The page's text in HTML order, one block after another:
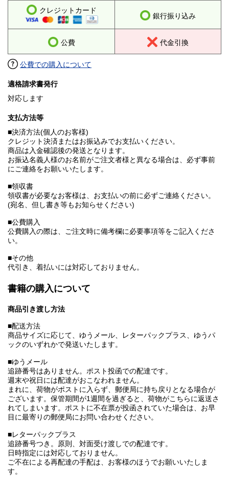
クレジットカード
銀行振り込み
公費 代金引換
公費での購入について
適格請求書発行
対応します
支払方法等
■決済方法(個人のお客様)
クレジット決済またはお振込みでお支払いください。
商品は入金確認後の発送となります。
お振込名義人様のお名前がご注文者様と異なる場合は、必ず事前
にご連絡をお願いいたします。
■領収書
領収書が必要なお客様は、お支払いの前に必ずご連絡ください。
(宛名、但し書き等もお知らせください)
■公費購入
公費購入の際は、ご注文時に備考欄に必要事項等をご記入くださ
い。
■その他
代引き、着払いには対応しておりません。
書籍の購入について
商品引き渡し方法
■配送方法
商品サイズに応じて、ゆうメール、レターパックプラス、ゆうパ
ックのいずれかで発送いたします。
■ゆうメール
追跡番号はありません。ポスト投函での配達です。
週末や祝日には配達がおこなわれません。
まれに、荷物がポストに入らず、郵便局に持ち戻りとなる場合が
ございます。保管期間が1週間を過ぎると、荷物がこちらに返送さ
れてしまいます。ポストに不在票が投函されていた場合は、お早
目に最寄りの郵便局にお問い合わせください。
■レターパックプラス
追跡番号つき。原則、対面受け渡しでの配達です。
日時指定には対応しておりません。
ご不在による再配達の手配は、お客様のほうでお願いいたしま
す。